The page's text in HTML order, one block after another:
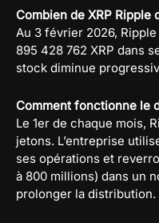
Combien de XRP
Au 3 février 2026,
895 428 762 XRP dans
stock diminue
Comment fonctionne le
Le 1er de chaque mois,
jetons. L’entreprise
ses opérations et
à 800 millions) dans un
prolonger la distribution.